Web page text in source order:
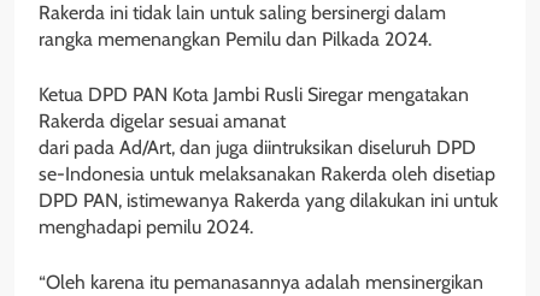
Rakerda ini tidak lain untuk saling bersinergi dalam
rangka memenangkan Pemilu dan Pilkada 2024.
Ketua DPD PAN Kota Jambi Rusli Siregar mengatakan
Rakerda digelar sesuai amanat
dari pada Ad/Art, dan juga diintruksikan diseluruh DPD
se-Indonesia untuk melaksanakan Rakerda oleh disetiap
DPD PAN, istimewanya Rakerda yang dilakukan ini untuk
menghadapi pemilu 2024.
“Oleh karena itu pemanasannya adalah mensinergikan